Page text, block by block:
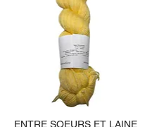
ENTRE SOEURS ET LAINE